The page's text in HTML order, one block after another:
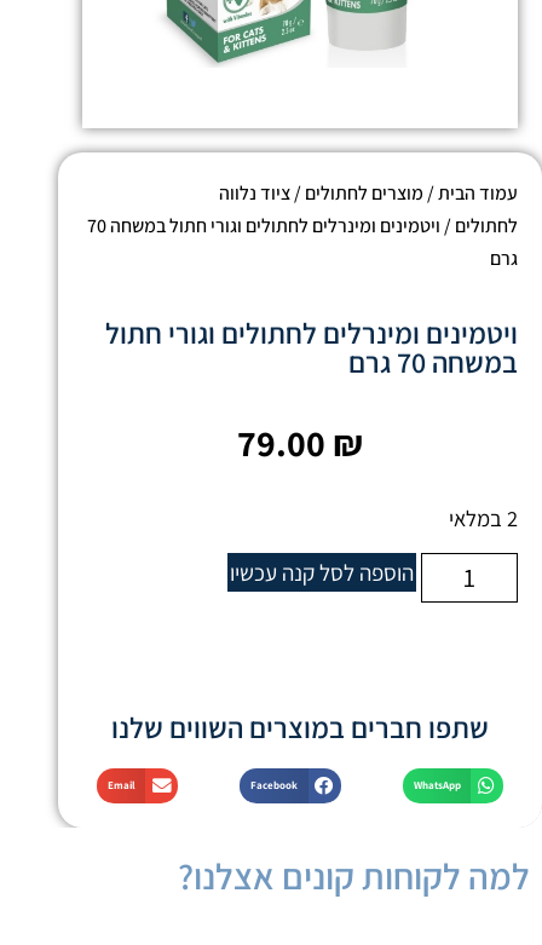
עמוד הבית/ מוצרים לחתולים/ציוד נלווה
לחתולים
/ ויטמינים ומינרלים לחתולים וגורי חתול במשחה 70
גרם
ויטמינים ומינרלים לחתולים וגורי חתול
במשחה 70 גרם
79.00 ₪
2 במלאי
הוספה לסלקנה עכשיו
שתפו חברים במוצרים השווים שלנו
WhatsApp
Facebook
Email
למה לקוחות קונים אצלנו?